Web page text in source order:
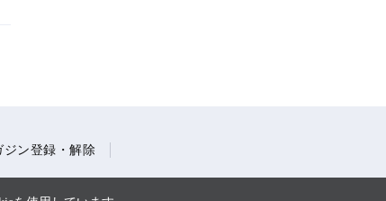
ジン登録・解除